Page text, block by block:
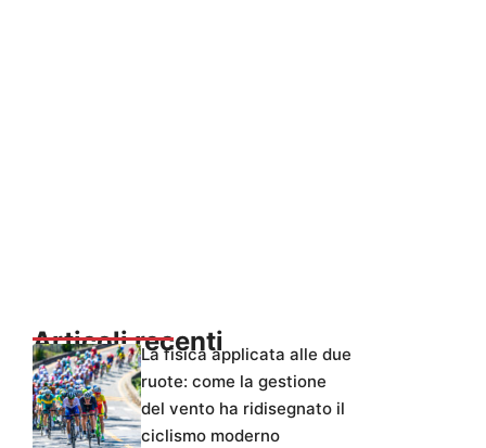
Articoli recentiLa fisica applicata alle due
ruote: come la gestione
del vento ha ridisegnato il
ciclismo moderno